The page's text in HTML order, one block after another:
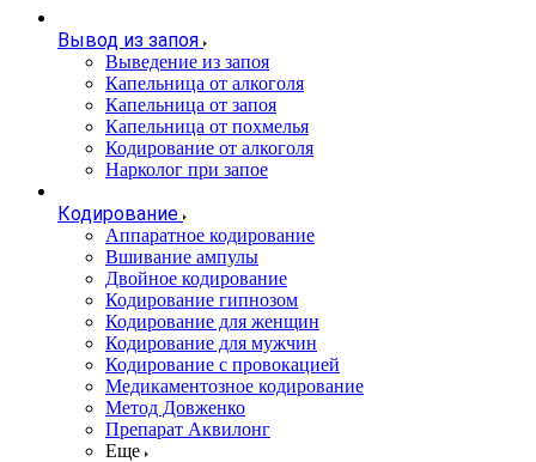
Вывод из запоя
Выведение из запоя
Капельница от алкоголя
Капельница от запоя
Капельница от похмелья
Кодирование от алкоголя
Нарколог при запое
Кодирование
Аппаратное кодирование
Вшивание ампулы
Двойное кодирование
Кодирование гипнозом
Кодирование для женщин
Кодирование для мужчин
Кодирование с провокацией
Медикаментозное кодирование
Метод Довженко
Препарат Аквилонг
Еще